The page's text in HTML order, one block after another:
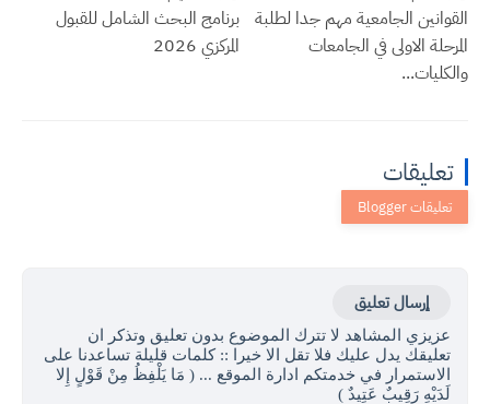
القوانين الجامعية مهم جدا لطلبة
المرحلة الاولى في الجامعات
والكليات...
برنامج البحث الشامل للقبول
المركزي 2026
تعليقات
إرسال تعليق
عزيزي المشاهد لا تترك الموضوع بدون تعليق وتذكر ان
تعليقك يدل عليك فلا تقل الا خيرا :: كلمات قليلة تساعدنا على
الاستمرار في خدمتكم ادارة الموقع ... ( مَا يَلْفِظُ مِنْ قَوْلٍ إِلا
لَدَيْهِ رَقِيبٌ عَتِيدٌ )